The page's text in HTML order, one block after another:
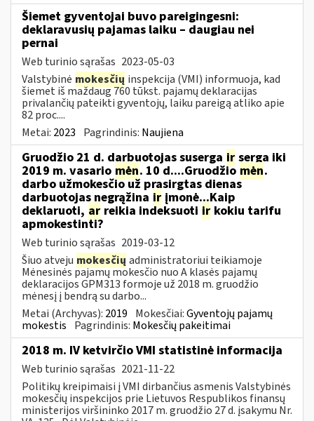
Šiemet gyventojai buvo pareigingesni:
deklaravusių pajamas laiku – daugiau nei
pernai
Web turinio sąrašas 2023-05-03
Valstybinė mokesčių inspekcija (VMI) informuoja, kad
šiemet iš maždaug 760 tūkst. pajamų deklaracijas
privalančių pateikti gyventojų, laiku pareigą atliko apie
82 proc....
Metai: 2023 Pagrindinis: Naujiena
Gruodžio 21 d. darbuotojas suserga ir serga iki
2019 m. vasario mėn. 10 d....Gruodžio mėn.
darbo užmokesčio už prasirgtas dienas
darbuotojas negrąžina ir įmonė...Kaip
deklaruoti, ar reikia indeksuoti ir kokiu tarifu
apmokestinti?
Web turinio sąrašas 2019-03-12
Šiuo atveju mokesčių administratoriui teikiamoje
Mėnesinės pajamų mokesčio nuo A klasės pajamų
deklaracijos GPM313 formoje už 2018 m. gruodžio
mėnesį į bendrą su darbo...
Metai (Archyvas): 2019 Mokesčiai:Gyventojų pajamų
mokestis Pagrindinis: Mokesčių pakeitimai
2018 m. IV ketvirčio VMI statistinė informacija
Web turinio sąrašas 2021-11-22
Politikų kreipimaisi į VMI dirbančius asmenis Valstybinės
mokesčių inspekcijos prie Lietuvos Respublikos finansų
ministerijos viršininko 2017 m. gruodžio 27 d. įsakymu Nr.